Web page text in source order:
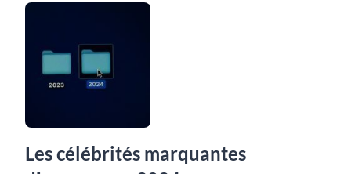
Les célébrités marquantes